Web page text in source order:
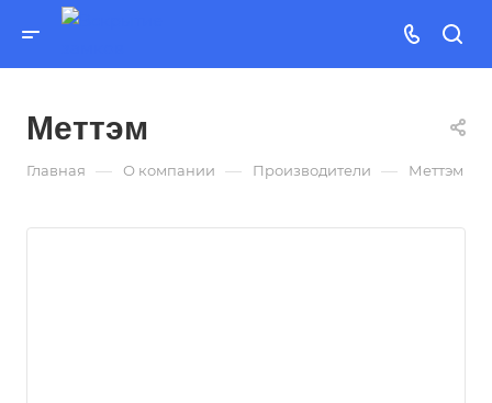
Меттэм
Главная — О компании — Производители — Меттэм